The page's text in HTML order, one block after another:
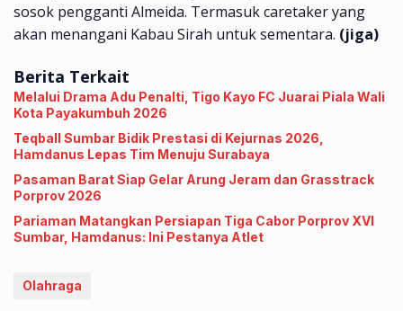
sosok pengganti Almeida. Termasuk caretaker yang
akan menangani Kabau Sirah untuk sementara. (jiga)
Berita Terkait
Melalui Drama Adu Penalti, Tigo Kayo FC Juarai Piala Wali
Kota Payakumbuh 2026
Teqball Sumbar Bidik Prestasi di Kejurnas 2026,
Hamdanus Lepas Tim Menuju Surabaya
Pasaman Barat Siap Gelar Arung Jeram dan Grasstrack
Porprov 2026
Pariaman Matangkan Persiapan Tiga Cabor Porprov XVI
Sumbar, Hamdanus: Ini Pestanya Atlet
Olahraga